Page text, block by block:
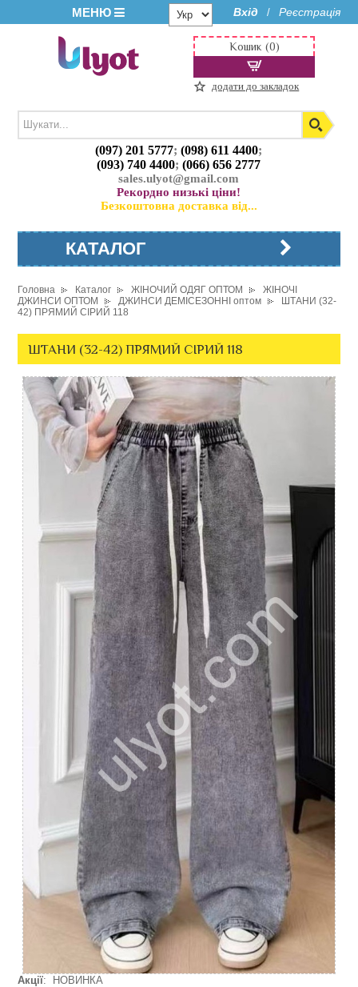
МЕНЮ Вхід / Реєстрація
(097) 201 5777;(098) 611 4400;
(093) 740 4400;(066) 656 2777
sales.ulyot@gmail.com
Рекордно низькі ціни!
Безкоштовна доставка від...
Кошик (0)
додати до закладок
КАТАЛОГ
Головна Каталог ЖІНОЧИЙ ОДЯГ ОПТОМ
ЖІНОЧІ
ДЖИНСИ ОПТОМ
ДЖИНСИ ДЕМІСЕЗОННІ оптом
ШТАНИ (32-
42) ПРЯМИЙ СІРИЙ 118
ШТАНИ (32-42) ПРЯМИЙ СІРИЙ 118
Акції: НОВИНКА